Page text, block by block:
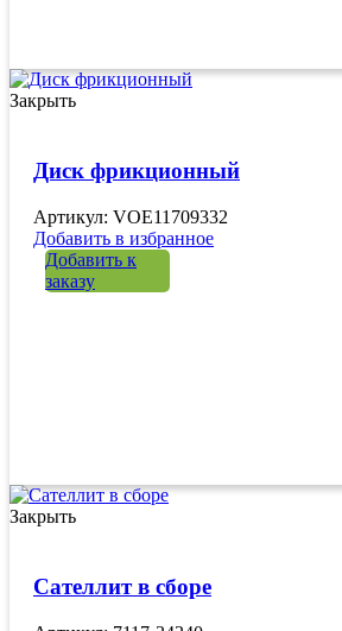
Закрыть
Диск фрикционный
Артикул: VOE11709332
Добавить в избранное
Добавить к
заказу
Закрыть
Сателлит в сборе